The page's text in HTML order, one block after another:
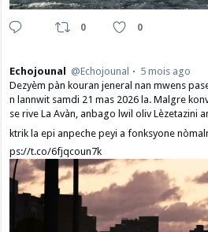
0 0
Echojounal @Echojounal
5 mois ago
Dezyèm pàn kouran jeneral nan mwens
n lannwit samdi 21 mas 2026 la. Malgre
se rive La Avàn, anbago lwil oliv Lèzetazini
ktrik la epi anpeche peyi a fonksyone
ps://t.co/6fjqcoun7k